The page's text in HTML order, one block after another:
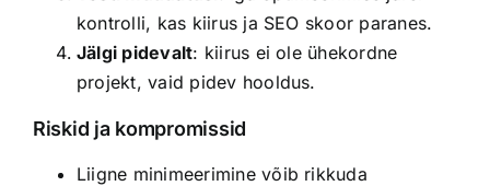
kontrolli, kas kiirus ja SEO skoor paranes.
Jälgi pidevalt: kiirus ei ole ühekordne
projekt, vaid pidev hooldus.
Riskid ja kompromissid
Liigne minimeerimine võib rikkuda